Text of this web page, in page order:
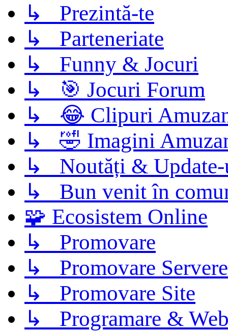
↳ Prezintă-te
↳ Parteneriate
↳ Funny & Jocuri
↳ 🎯 Jocuri Forum
↳ 😂 Clipuri
↳ 🤣 Imagini
↳ Noutăți &
↳ Bun venit în
🧩 Ecosistem Online
↳ Promovare
↳ Promovare Servere
↳ Promovare Site
↳ Programare &